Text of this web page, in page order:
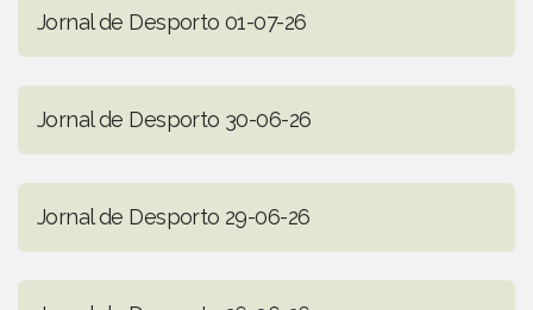
Jornal de Desporto 01-07-26
Jornal de Desporto 30-06-26
Jornal de Desporto 29-06-26